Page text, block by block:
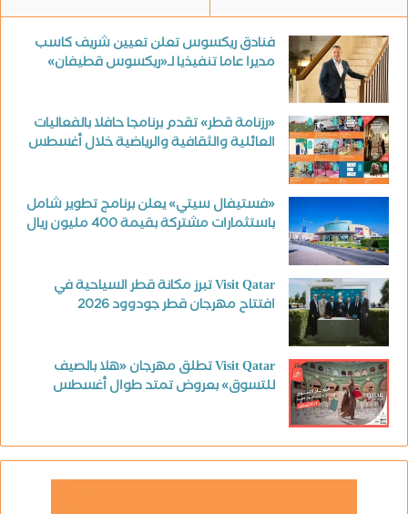
فنادق ريكسوس تعلن تعيين شريف كاسب
مديرا عاما تنفيذيا لـ«ريكسوس قطيفان»
«رزنامة قطر» تقدم برنامجا حافلا بالفعاليات
العائلية والثقافية والرياضية خلال أغسطس
«فستيفال سيتي» يعلن برنامج تطوير شامل
باستثمارات مشتركة بقيمة 400 مليون ريال
Visit Qatar تبرز مكانة قطر السياحية في
افتتاح مهرجان قطر جودوود 2026
Visit Qatar تطلق مهرجان «هلا بالصيف
للتسوق» بعروض تمتد طوال أغسطس